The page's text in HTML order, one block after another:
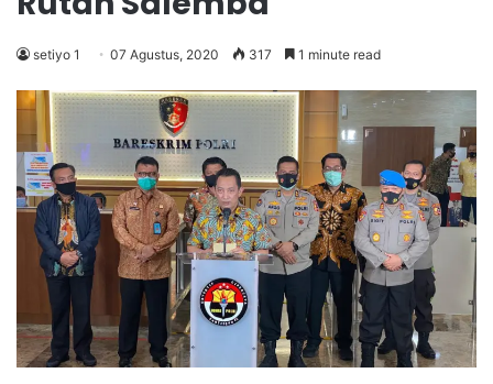
setiyo 1 07 Agustus, 2020 317 1 minute read